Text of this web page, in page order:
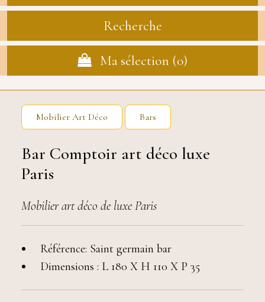
Recherche
Ma sélection (0)
Mobilier Art Déco Bars
Bar Comptoir art déco luxe
Paris
Mobilier art déco de luxe Paris
Référence: Saint germain bar
Dimensions : L 180 X H 110 X P 35